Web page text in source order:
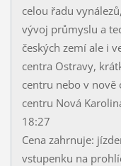
celou řadu
vývoj průmyslu a
českých zemí ale i
centra Ostravy,
centru nebo v
centru Nová
18:27
Cena zahrnuje:
vstupenku na